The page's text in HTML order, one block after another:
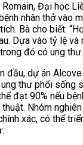
Đại học
nhân thở vào
Bà cho biết:
Dựa vào tỷ lệ
đó có ung thư
đầu, dự án
thư phổi sống
đạt 90% nếu
Nhóm
xác, có thể